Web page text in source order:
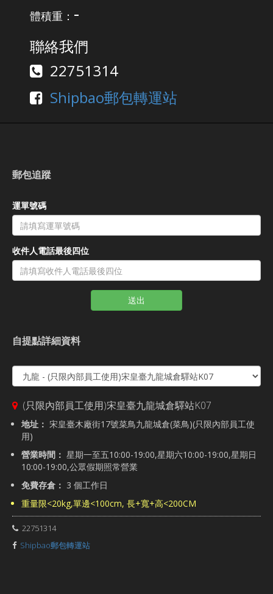
體積重： -
聯絡我們
22751314
Shipbao郵包轉運站
郵包追蹤
運單號碼
收件人電話最後四位
送出
自提點詳細資料
(只限內部員工使用)宋皇臺九龍城倉驛站K07
地址： 宋皇臺木廠街17號菜鳥九龍城倉(菜鳥)(只限內部員工使
用)
營業時間： 星期一至五10:00-19:00,星期六10:00-19:00,星期日
10:00-19:00,公眾假期照常營業
免費存倉： 3 個工作日
重量限<20kg,單邊<100cm, 長+寬+高<200CM
22751314
Shipbao郵包轉運站